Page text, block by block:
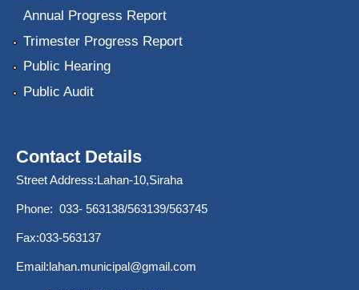
Annual Progress Report
Trimester Progress Report
Public Hearing
Public Audit
Contact Details
Street Address:Lahan-10,Siraha
Phone: 033- 563138/563139/563745
Fax:033-563137
Email:lahan.municipal@gmail.com